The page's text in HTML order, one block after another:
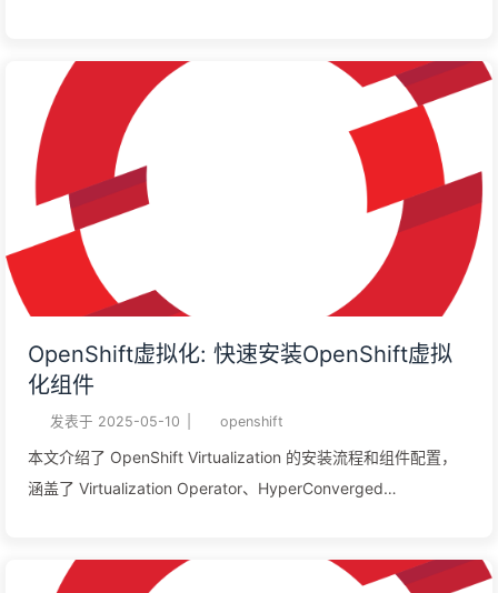
OpenShift虚拟化: 快速安装OpenShift虚拟
化组件
发表于 2025-05-10 openshift
本文介绍了 OpenShift Virtualization 的安装流程和组件配置，
涵盖了 Virtualization Operator、HyperConverged
Performance（SSP）以及 Cluster Network Addons。通过